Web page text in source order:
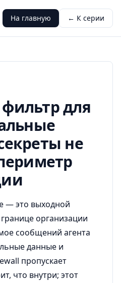
На главную ← К серии
для
не
— это выходной
организации
сообщений агента
данные и
пропускает
что внутри; этот